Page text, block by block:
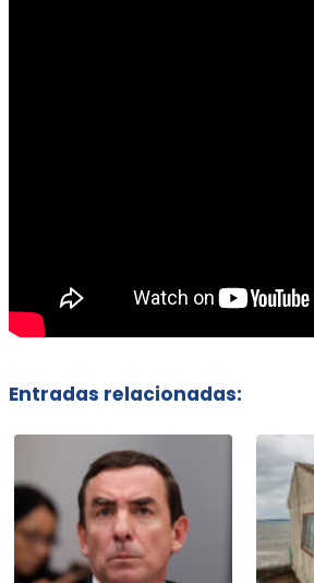
Entradas relacionadas: